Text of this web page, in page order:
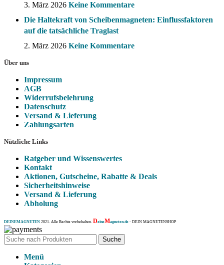
3. März 2026 Keine Kommentare
Die Haltekraft von Scheibenmagneten: Einflussfaktoren
auf die tatsächliche Traglast
2. März 2026 Keine Kommentare
Über uns
Impressum
AGB
Widerrufsbelehrung
Datenschutz
Versand & Lieferung
Zahlungsarten
Nützliche Links
Ratgeber und Wissenswertes
Kontakt
Aktionen, Gutscheine, Rabatte & Deals
Sicherheitshinweise
Versand & Lieferung
Abholung
DEINEMAGNETEN 2021. Alle Rechte vorbehalten. DeineMagneten.de - DEIN MAGNETENSHOP
Suche
Menü